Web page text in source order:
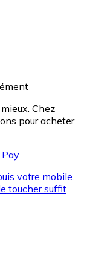
Chez
pour acheter
votre mobile.
toucher suffit